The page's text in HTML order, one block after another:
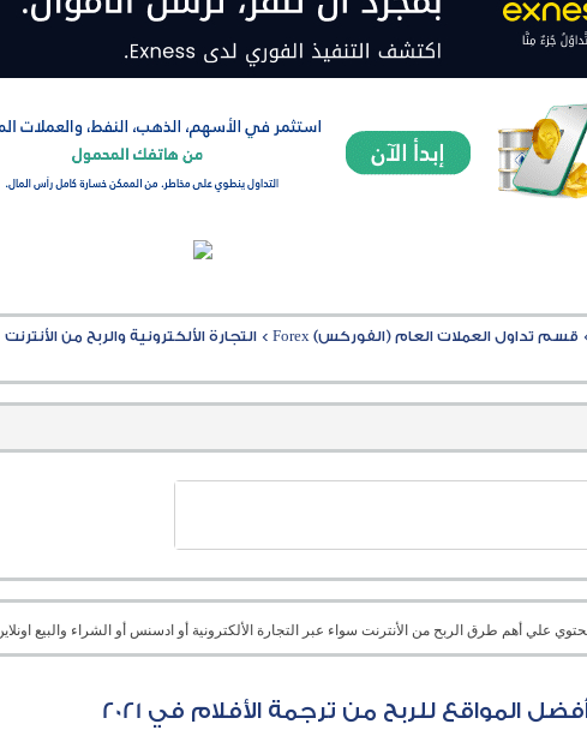
قسم تداول العملات العام (الفوركس) Forex >التجارة الألكترونية والربح من الأنترنت
علي أهم طرق الربح من الأنترنت سواء عبر التجارة الألكترونية أو ادسنس أو الشراء والبيع
المواقع للربح من ترجمة الأفلام في 2021